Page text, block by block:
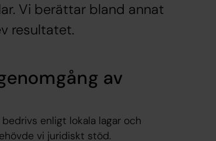
Vi berättar bland annat
resultatet.
av
enligt lokala lagar och
vi juridiskt stöd.